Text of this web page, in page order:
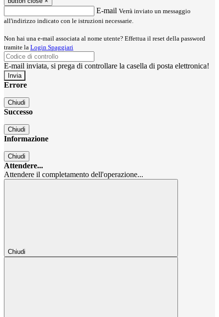
E-mail Verrà inviato un messaggio
all'indirizzo indicato con le istruzioni necessarie.
Non hai una e-mail associata al nome utente? Effettua il reset della password
tramite la Login Spaggiari
E-mail inviata, si prega di controllare la casella di posta elettronica!
Errore
Chiudi
Successo
Chiudi
Informazione
Chiudi
Attendere...
Attendere il completamento dell'operazione...
Chiudi